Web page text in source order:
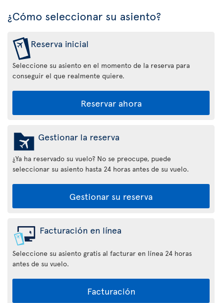
¿Cómo seleccionar su asiento?
Reserva inicial
Seleccione su asiento en el momento de la reserva para
conseguir el que realmente quiere.
Reservar ahora
Gestionar la reserva
¿Ya ha reservado su vuelo? No se preocupe, puede
seleccionar su asiento hasta 24 horas antes de su vuelo.
Gestionar su reserva
Facturación en línea
Seleccione su asiento gratis al facturar en línea 24 horas
antes de su vuelo.
Facturación